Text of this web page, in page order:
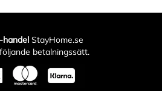
handel StayHome.se
betalningssätt.